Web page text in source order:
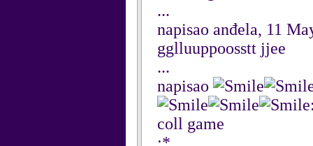
...
napisao anđela, 11
gglluuppoosstt jjee
...
napisao
coll game